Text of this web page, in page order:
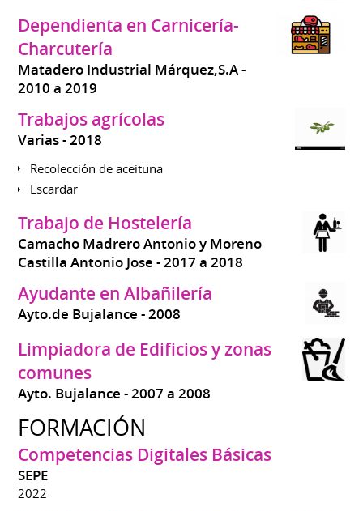
Dependienta en Carnicería-
Charcutería
Matadero Industrial Márquez,S.A
2010 a 2019
Trabajos agrícolas
Varias 2018
Recolección de aceituna
Escardar
Trabajo de Hostelería
Camacho Madrero Antonio y Moreno
Castilla Antonio Jose
2017 a 2018
Ayudante en Albañilería
Ayto.de Bujalance 2008
Limpiadora de Edificios y zonas
comunes
Ayto. Bujalance 2007 a 2008
FORMACIÓN
Competencias Digitales Básicas
SEPE
2022